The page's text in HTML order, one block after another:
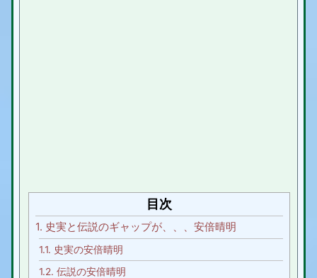
目次
1. 史実と伝説のギャップが、、、安倍晴明
1.1. 史実の安倍晴明
1.2. 伝説の安倍晴明